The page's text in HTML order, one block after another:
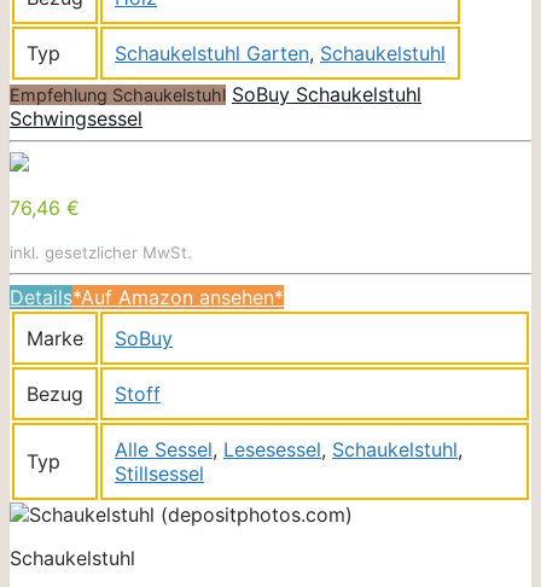
Typ Schaukelstuhl Garten, Schaukelstuhl
Empfehlung Schaukelstuhl SoBuy Schaukelstuhl
Schwingsessel
76,46 €
inkl. gesetzlicher MwSt.
Details*Auf Amazon ansehen*
Marke
SoBuy
Bezug Stoff
Typ Alle Sessel, Lesesessel, Schaukelstuhl,
Stillsessel
Schaukelstuhl